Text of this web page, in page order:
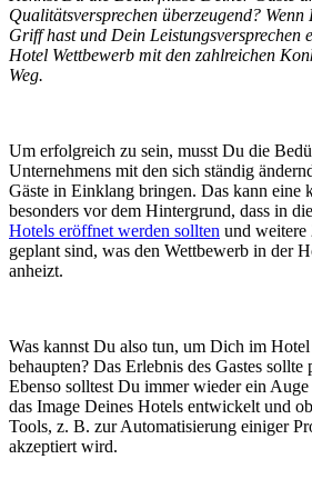
Qualitätsversprechen überzeugend? Wenn
Griff hast und Dein Leistungsversprechen
Hotel Wettbewerb mit den zahlreichen
Weg.
Um erfolgreich zu sein, musst Du die
Unternehmens mit den sich ständig
Gäste in Einklang bringen. Das kann eine
besonders vor dem Hintergrund, dass in
Hotels eröffnet werden sollten und weitere
geplant sind, was den Wettbewerb in der
anheizt.
Was kannst Du also tun, um Dich im
behaupten? Das Erlebnis des Gastes sollte
Ebenso solltest Du immer wieder ein
das Image Deines Hotels entwickelt und
Tools, z. B. zur Automatisierung einiger
akzeptiert wird.